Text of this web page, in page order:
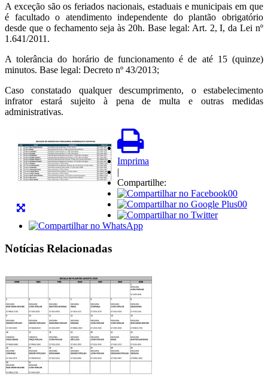
A exceção são os feriados nacionais, estaduais e municipais em que
é facultado o atendimento independente do plantão obrigatório
desde que o fechamento seja às 20h. Base legal: Art. 2, I, da Lei nº
1.641/2011.
A tolerância do horário de funcionamento é de até 15 (quinze)
minutos. Base legal: Decreto nº 43/2013;
Caso constatado qualquer descumprimento, o estabelecimento
infrator estará sujeito à pena de multa e outras medidas
administrativas.
Imprima
|
Compartilhe:
00
00
Notícias Relacionadas